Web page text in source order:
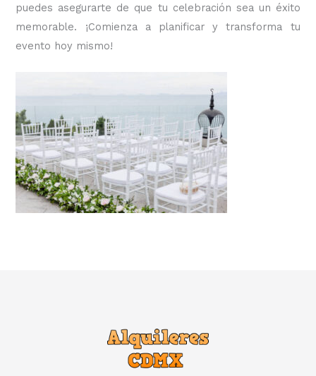
puedes asegurarte de que tu celebración sea un éxito
memorable. ¡Comienza a planificar y transforma tu
evento hoy mismo!